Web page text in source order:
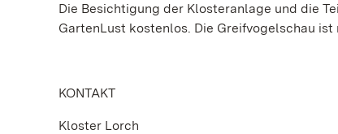
Die Besichtigung der Klosteranlage und die
GartenLust kostenlos. Die Greifvogelschau
KONTAKT
Kloster Lorch